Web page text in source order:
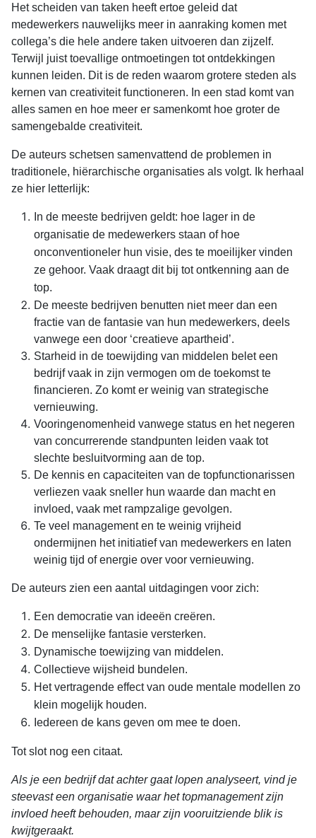
Het scheiden van taken heeft ertoe geleid dat
medewerkers nauwelijks meer in aanraking komen met
collega’s die hele andere taken uitvoeren dan zijzelf.
Terwijl juist toevallige ontmoetingen tot ontdekkingen
kunnen leiden. Dit is de reden waarom grotere steden als
kernen van creativiteit functioneren. In een stad komt van
alles samen en hoe meer er samenkomt hoe groter de
samengebalde creativiteit.
De auteurs schetsen samenvattend de problemen in
traditionele, hiërarchische organisaties als volgt. Ik herhaal
ze hier letterlijk:
In de meeste bedrijven geldt: hoe lager in de
organisatie de medewerkers staan of hoe
onconventioneler hun visie, des te moeilijker vinden
ze gehoor. Vaak draagt dit bij tot ontkenning aan de
top.
De meeste bedrijven benutten niet meer dan een
fractie van de fantasie van hun medewerkers, deels
vanwege een door ‘creatieve apartheid’.
Starheid in de toewijding van middelen belet een
bedrijf vaak in zijn vermogen om de toekomst te
financieren. Zo komt er weinig van strategische
vernieuwing.
Vooringenomenheid vanwege status en het negeren
van concurrerende standpunten leiden vaak tot
slechte besluitvorming aan de top.
De kennis en capaciteiten van de topfunctionarissen
verliezen vaak sneller hun waarde dan macht en
invloed, vaak met rampzalige gevolgen.
Te veel management en te weinig vrijheid
ondermijnen het initiatief van medewerkers en laten
weinig tijd of energie over voor vernieuwing.
De auteurs zien een aantal uitdagingen voor zich:
Een democratie van ideeën creëren.
De menselijke fantasie versterken.
Dynamische toewijzing van middelen.
Collectieve wijsheid bundelen.
Het vertragende effect van oude mentale modellen zo
klein mogelijk houden.
Iedereen de kans geven om mee te doen.
Tot slot nog een citaat.
Als je een bedrijf dat achter gaat lopen analyseert, vind je
steevast een organisatie waar het topmanagement zijn
invloed heeft behouden, maar zijn vooruitziende blik is
kwijtgeraakt.